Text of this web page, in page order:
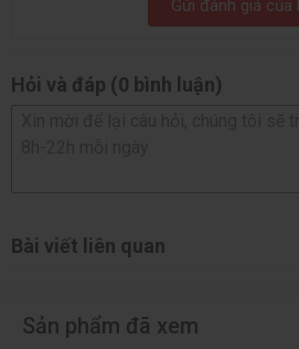
Intel Core i9 14900KFlà bộ xử lý
Gửi đánh giá của
Hỏi và đáp (0 bình luận)
Bài viết liên quan
Sản phẩm đã xem